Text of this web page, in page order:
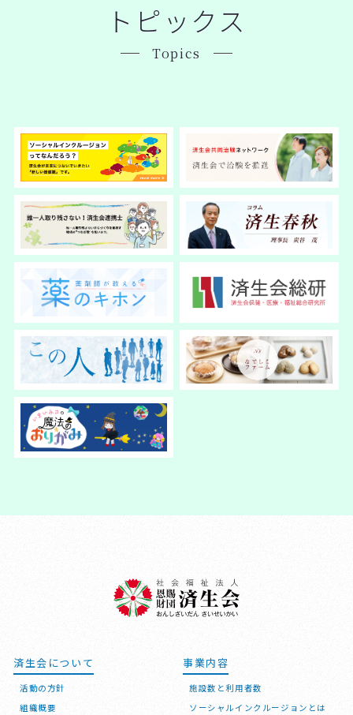
トピックス
Topics
済生会について
活動の方針
組織概要
事業内容
施設数と利用者数
ソーシャルインクルージョンとは